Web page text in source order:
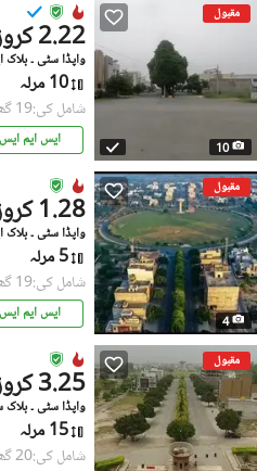
مقبول
10
2.22 کروڑ
واپڈا سٹی ۔ بلاک
10 مرلہ
شامل کی:19 گھنٹے پہل
ایس ایم ایس
مقبول
4
1.28 کروڑ
واپڈا سٹی ۔
5 مرلہ
شامل کی:19 گھنٹے پہل
ایس ایم ایس
مقبول
3.25 کروڑ
واپڈا سٹی ۔
15 مرلہ
شامل کی:20 گھنٹے پہل